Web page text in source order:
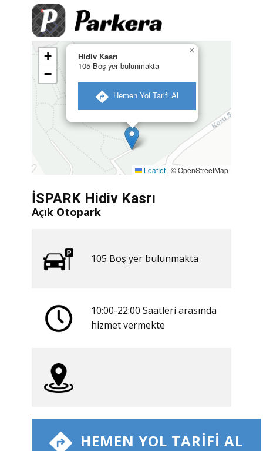
Hidiv Kasrı
105 Boş yer bulunmakta
​ Hemen Yol Tarifi Al
×
+
−
Leaflet | © OpenStreetMap
​ HEMEN YOL TARIFI AL
İSPARK Hidiv Kasrı
Açık Otopark
105 ​​Boş yer bulunmakta
10:00-22:00 Saatleri arasında
​hizmet vermekte